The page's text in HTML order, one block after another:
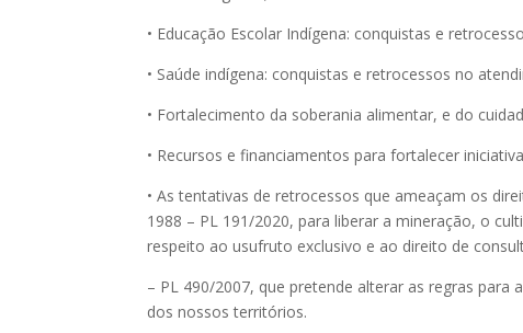
• Educação Escolar Indígena: conquistas e
• Saúde indígena: conquistas e retrocessos no
• Fortalecimento da soberania alimentar, e do
• Recursos e financiamentos para fortalecer
• As tentativas de retrocessos que ameaçam os
1988 – PL 191/2020, para liberar a mineração, o
respeito ao usufruto exclusivo e ao direito de
– PL 490/2007, que pretende alterar as regras
dos nossos territórios.